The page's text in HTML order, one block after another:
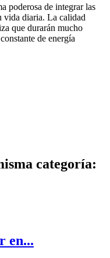
poderosa de integrar las
vida diaria. La calidad
que durarán mucho
de energía
categoría:
en...